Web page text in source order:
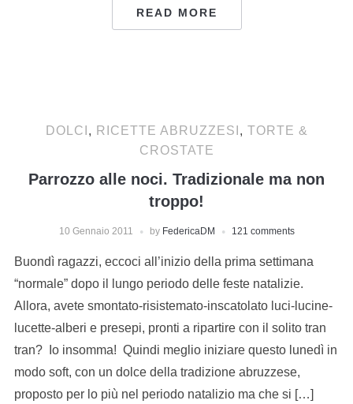
READ MORE
DOLCI , RICETTE ABRUZZESI , TORTE &
CROSTATE
Parrozzo alle noci. Tradizionale ma non
troppo!
10 Gennaio 2011 by FedericaDM 121 comments
Buondì ragazzi, eccoci all’inizio della prima settimana
“normale” dopo il lungo periodo delle feste natalizie.
Allora, avete smontato-risistemato-inscatolato luci-lucine-
lucette-alberi e presepi, pronti a ripartire con il solito tran
tran? Io insomma! Quindi meglio iniziare questo lunedì in
modo soft, con un dolce della tradizione abruzzese,
proposto per lo più nel periodo natalizio ma che si […]